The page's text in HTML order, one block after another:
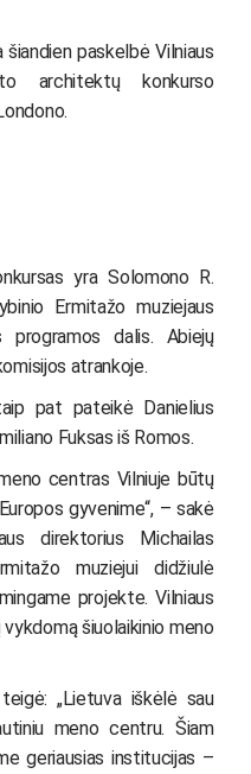
paskelbė Vilniaus
architektų konkurso
yra Solomono R.
Ermitažo muziejaus
programos dalis. Abiejų
atrankoje.
pat pateikė Danielius
Fuksas iš Romos.
centras Vilniuje būtų
gyvenime“, – sakė
direktorius Michailas
muziejui didžiulė
projekte. Vilniaus
šiuolaikinio meno
„Lietuva iškėlė sau
meno centru. Šiam
geriausias institucijas –